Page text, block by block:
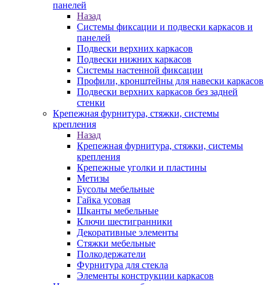
панелей
Назад
Системы фиксации и подвески каркасов и
панелей
Подвески верхних каркасов
Подвески нижних каркасов
Системы настенной фиксации
Профили, кронштейны для навески каркасов
Подвески верхних каркасов без задней
стенки
Крепежная фурнитура, стяжки, системы
крепления
Назад
Крепежная фурнитура, стяжки, системы
крепления
Крепежные уголки и пластины
Метизы
Бусолы мебельные
Гайка усовая
Шканты мебельные
Ключи шестигранники
Декоративные элементы
Стяжки мебельные
Полкодержатели
Фурнитура для стекла
Элементы конструкции каркасов